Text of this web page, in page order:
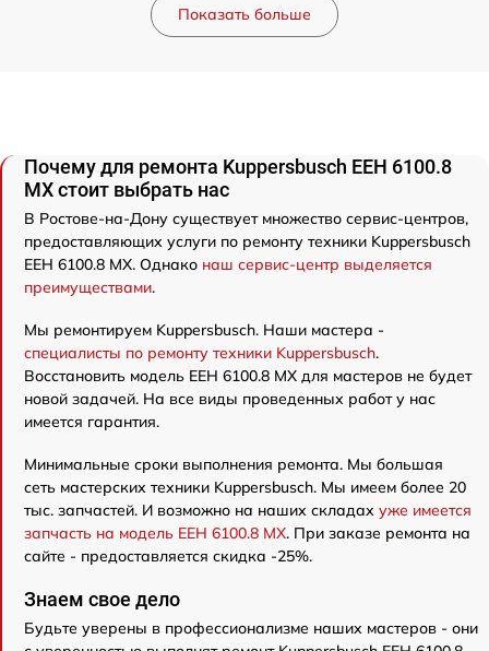
Показать больше
Почему для ремонта Kuppersbusch EEH 6100.8
MX стоит выбрать нас
В Ростове-на-Дону существует множество сервис-центров,
предоставляющих услуги по ремонту техники Kuppersbusch
EEH 6100.8 MX. Однако наш сервис-центр выделяется
преимуществами.
Мы ремонтируем Kuppersbusch. Наши мастера -
специалисты по ремонту техники Kuppersbusch.
Восстановить модель EEH 6100.8 MX для мастеров не будет
новой задачей. На все виды проведенных работ у нас
имеется гарантия.
Минимальные сроки выполнения ремонта. Мы большая
сеть мастерских техники Kuppersbusch. Мы имеем более 20
тыс. запчастей. И возможно на наших складах уже имеется
запчасть на модель EEH 6100.8 MX. При заказе ремонта на
сайте - предоставляется скидка -25%.
Знаем свое дело
Будьте уверены в профессионализме наших мастеров - они